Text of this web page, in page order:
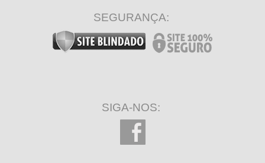
SEGURANÇA:
SIGA-NOS: